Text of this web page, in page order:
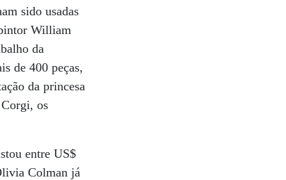
sido usadas
William
da
de 400 peças,
da princesa
os
entre US$
Colman já